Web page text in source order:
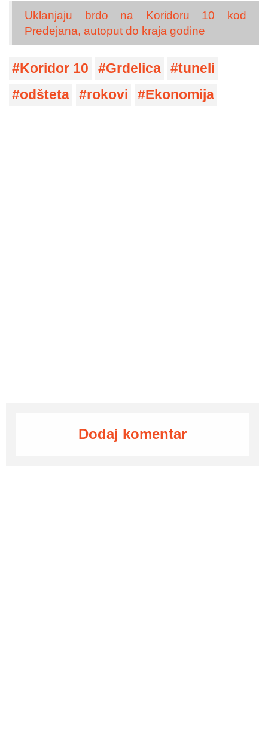
Uklanjaju brdo na Koridoru 10 kod
Predejana, autoput do kraja godine
Koridor 10 Grdelica
tuneli
odšteta
rokovi Ekonomija
Dodaj komentar